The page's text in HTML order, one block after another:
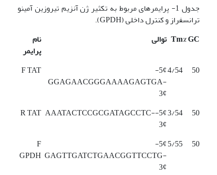
جدول 1- پرایمرهای مربوط به تکثیر ژن آنزیم تیروزین آمینو
ترانسفراز و کنترل داخلی (GPDH).
GC %
Tm توالی
نام
پرایمر
50
4/54
5¢-
GGAGAACGGGAAAAGAGTGA-
3¢
F TAT
50
3/54
5¢-AAATACTCCGCGATAGCCTC-
3¢
R TAT
50
5/55
5¢-
GAGTTGATCTGAACGGTTCCTG-
3¢
F
GPDH